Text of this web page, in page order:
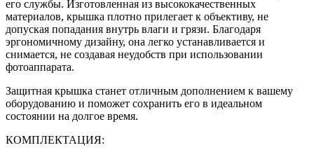
его службы. Изготовленная из высококачественных
материалов, крышка плотно прилегает к объективу, не
допуская попадания внутрь влаги и грязи. Благодаря
эргономичному дизайну, она легко устанавливается и
снимается, не создавая неудобств при использовании
фотоаппарата.
Защитная крышка станет отличным дополнением к вашему
оборудованию и поможет сохранить его в идеальном
состоянии на долгое время.
КОМПЛЕКТАЦИЯ: